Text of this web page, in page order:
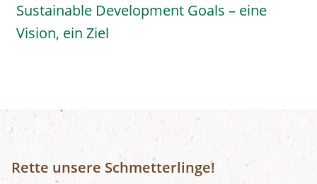
Sustainable Development Goals – eine
Vision, ein Ziel
Rette unsere Schmetterlinge!